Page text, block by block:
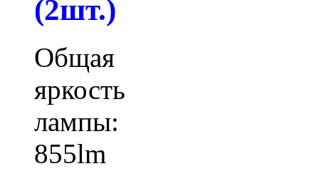
(2шт.)
Общая
яркость
лампы:
855lm